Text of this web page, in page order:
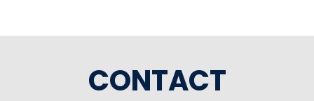
CONTACT